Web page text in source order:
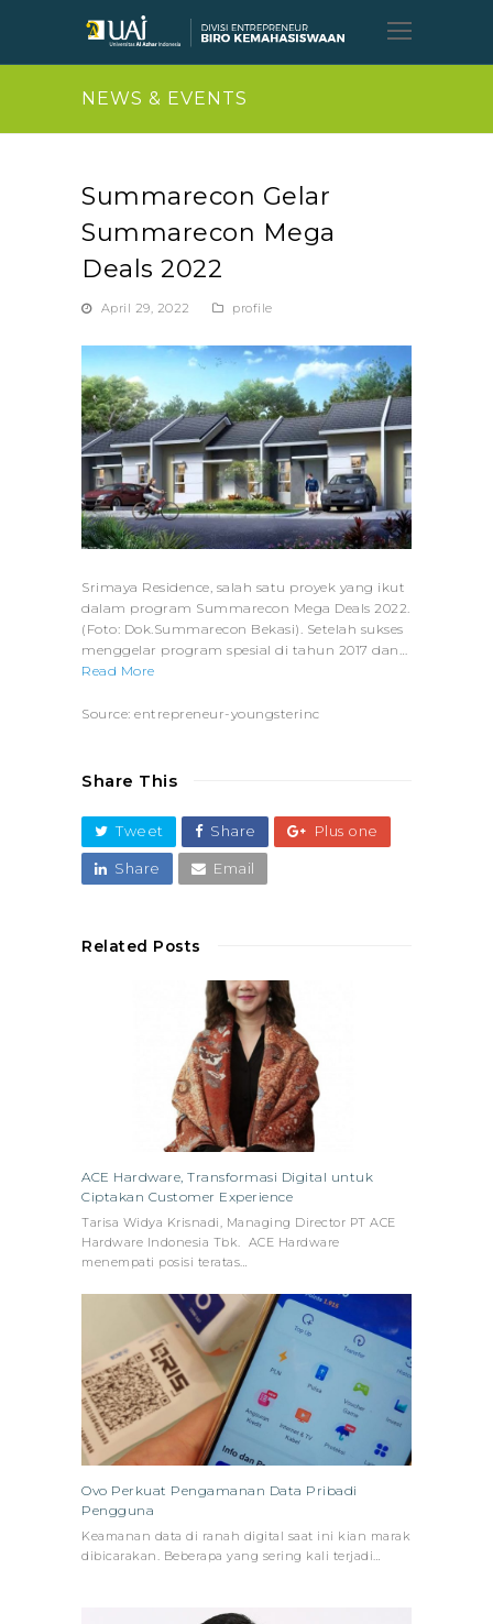
Open
Mobile
NEWS & EVENTS
Summarecon Gelar
Summarecon Mega
Deals 2022
April 29, 2022 profile
Srimaya Residence, salah satu proyek yang ikut
dalam program Summarecon Mega Deals 2022.
(Foto: Dok.Summarecon Bekasi). Setelah sukses
menggelar program spesial di tahun 2017 dan…
Read More
Source: entrepreneur-youngsterinc
Share This
Tweet Share Plus one
Share Email
Related Posts
ACE Hardware, Transformasi Digital untuk
Ciptakan Customer Experience
Tarisa Widya Krisnadi, Managing Director PT ACE
Hardware Indonesia Tbk. ACE Hardware
menempati posisi teratas…
Ovo Perkuat Pengamanan Data Pribadi
Pengguna
Keamanan data di ranah digital saat ini kian marak
dibicarakan. Beberapa yang sering kali terjadi…